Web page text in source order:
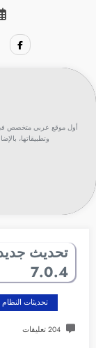
أول موقع عربي متخصص في
وتطبيقاتها،
تحديث
7.0.4
تحديثات النظام
204 تعليقات